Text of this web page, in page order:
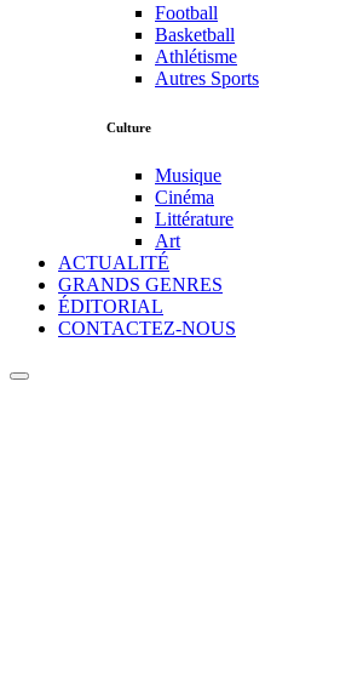
Football
Basketball
Athlétisme
Autres Sports
Culture
Musique
Cinéma
Littérature
Art
ACTUALITÉ
GRANDS GENRES
ÉDITORIAL
CONTACTEZ-NOUS